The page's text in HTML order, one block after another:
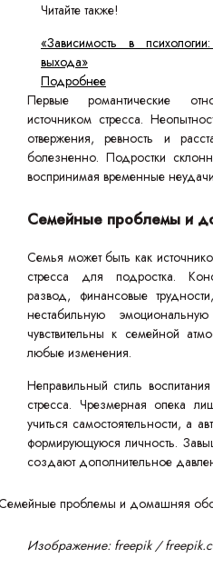
Читайте также!
«Зависимость в
выхода»
Подробнее
Первые романтические
источником стресса.
отвержения, ревность и
болезненно. Подростки
воспринимая временные
Семейные проблемы и
Семья может быть как
стресса для подростка.
развод, финансовые
нестабильную
чувствительны к семейной
любые изменения.
Неправильный стиль
стресса. Чрезмерная опека
учиться самостоятельности, а
формирующуюся личность.
создают дополнительное
Изображение: freepik /